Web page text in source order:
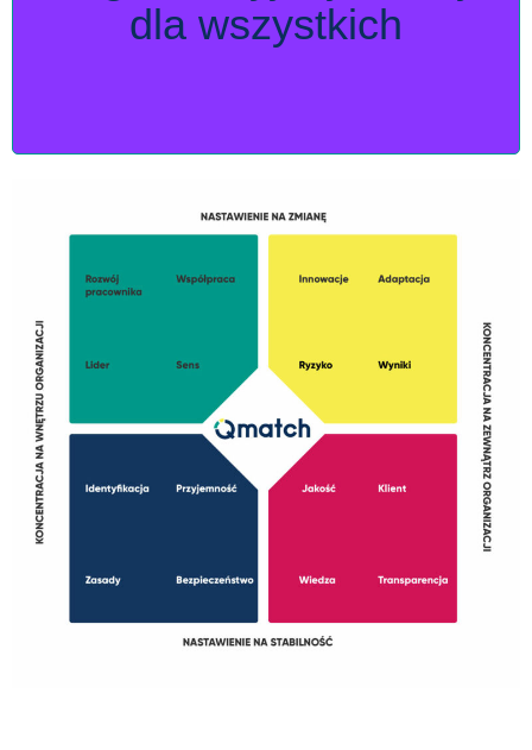
dla wszystkich
odpowiednia dla danej organizacji zależy od
tego do czego organizacja zmierza i jakie